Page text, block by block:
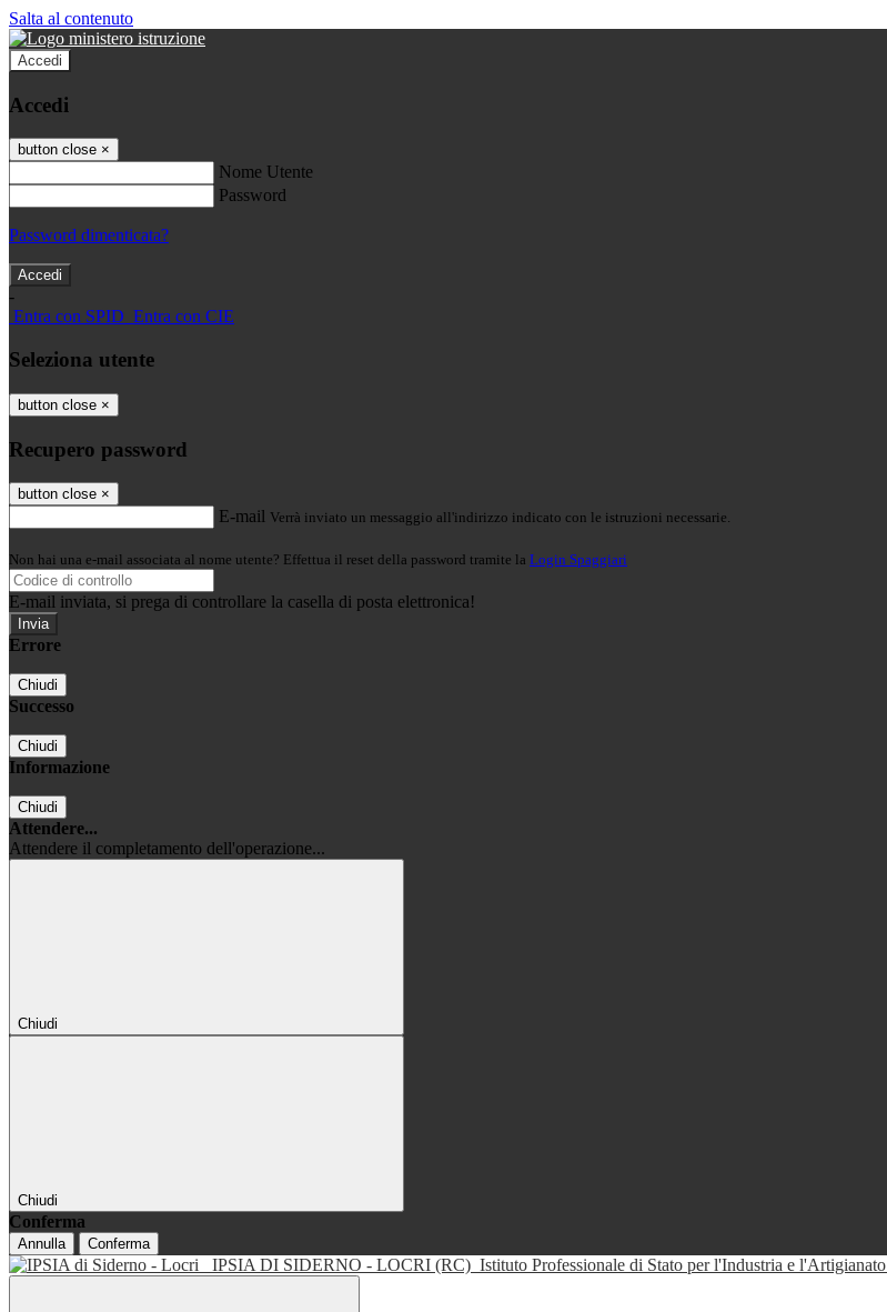
Salta al contenuto
Accedi
Accedi
button close ×
Nome Utente
Password
Password dimenticata?
-
Entra con SPID Entra con CIE
Seleziona utente
button close ×
Recupero password
button close ×
E-mail Verrà inviato un messaggio all'indirizzo indicato con le istruzioni necessarie.
Non hai una e-mail associata al nome utente? Effettua il reset della password tramite la Login Spaggiari
E-mail inviata, si prega di controllare la casella di posta elettronica!
Errore
Chiudi
Successo
Chiudi
Informazione
Chiudi
Attendere...
Attendere il completamento dell'operazione...
Chiudi
Chiudi
Conferma
Annulla Conferma
IPSIA DI SIDERNO - LOCRI (RC) Istituto Professionale di Stato per l'Industria e l'Artigianato